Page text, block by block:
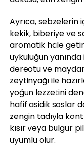
Ayrıca, sebzelerin
kekik, biberiye ve
aromatik hale
uykuluğun
dereotu ve
zeytinyağı ile
yoğun lezzetini
hafif asidik soslar
zengin tadıyla
kısır veya bulgur
uyumlu olur.